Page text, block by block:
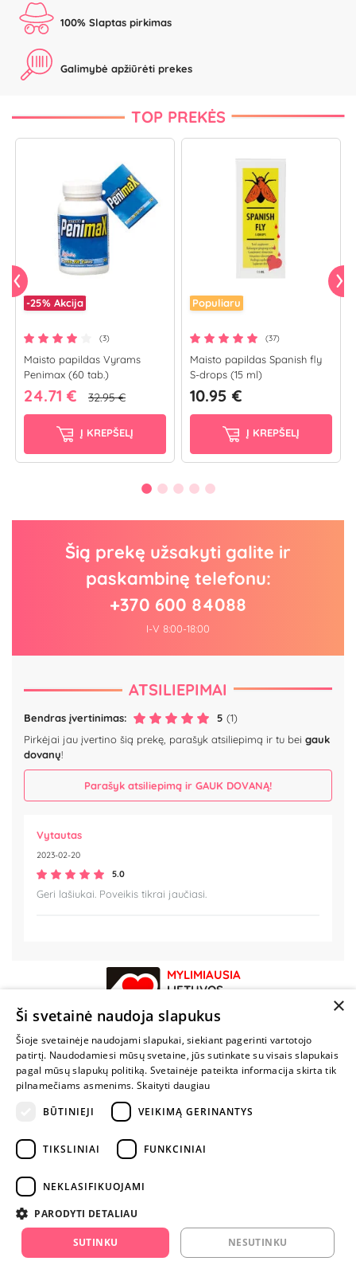
100% Slaptas pirkimas
Galimybė apžiūrėti prekes
TOP PREKĖS
-25% Akcija
(3)
Maisto papildas Vyrams
Penimax (60 tab.)
24.71 € 32.95 €
Į KREPŠELĮ
Populiaru
(37)
Maisto papildas Spanish fly
S-drops (15 ml)
10.95 €
Į KREPŠELĮ
Šią prekę užsakyti galite ir
paskambinę telefonu:
+370 600 84088
I-V 8:00-18:00
ATSILIEPIMAI
Bendras įvertinimas: 5 (1)
Pirkėjai jau įvertino šią prekę, parašyk atsiliepimą ir tu bei gauk
dovanų!
Parašyk atsiliepimą ir GAUK DOVANĄ!
Vytautas
2023-02-20
5.0
Geri lašiukai. Poveikis tikrai jaučiasi.
MYLIMIAUSIA
LIETUVOS
PARDUOTUVĖ
NENUSTOK
ŽAISTI
+370 600 84088
info@fantazijos.lt
P. Lukšio g. 2, Vilnius ("Sigma" teritorija)
facebook.com/Fantazijos.lt
instagram.com/fantazijos.lt
×
Ši svetainė naudoja slapukus
Šioje svetainėje naudojami slapukai, siekiant pagerinti vartotojo
patirtį. Naudodamiesi mūsų svetaine, jūs sutinkate su visais slapukais
pagal mūsų slapukų politiką. Svetainėje pateikta informacija skirta tik
pilnamečiams asmenims. Skaityti daugiau
BŪTINIEJI
VEIKIMĄ GERINANTYS
TIKSLINIAI FUNKCINIAI
NEKLASIFIKUOJAMI
PARODYTI DETALIAU
SUTINKU NESUTINKU